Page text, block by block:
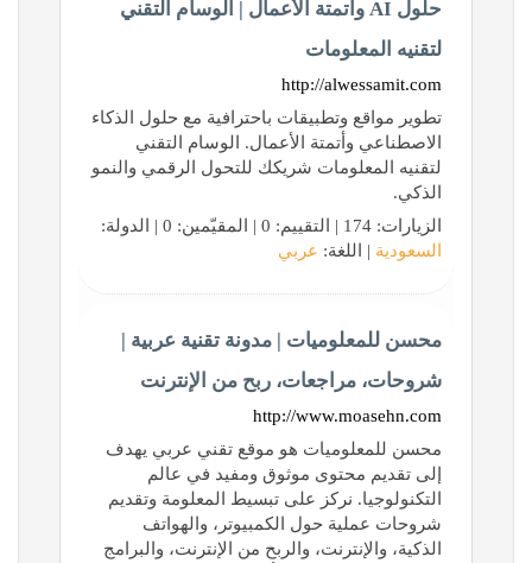
حلول AI وأتمتة الأعمال | الوسام التقني
لتقنيه المعلومات
http://alwessamit.com
تطوير مواقع وتطبيقات باحترافية مع حلول الذكاء
الاصطناعي وأتمتة الأعمال. الوسام التقني
لتقنيه المعلومات شريكك للتحول الرقمي والنمو
الذكي.
الزيارات: 174 | التقييم: 0 | المقيّمين: 0 | الدولة:
السعودية | اللغة: عربي
محسن للمعلوميات | مدونة تقنية عربية |
شروحات، مراجعات، ربح من الإنترنت
http://www.moasehn.com
محسن للمعلوميات هو موقع تقني عربي يهدف
إلى تقديم محتوى موثوق ومفيد في عالم
التكنولوجيا. نركز على تبسيط المعلومة وتقديم
شروحات عملية حول الكمبيوتر، والهواتف
الذكية، والإنترنت، والربح من الإنترنت، والبرامج